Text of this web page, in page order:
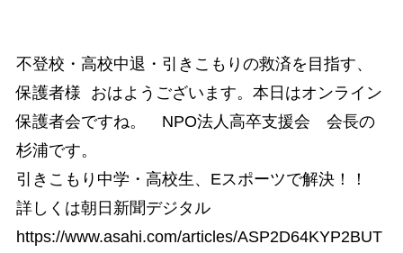
不登校・高校中退・引きこもりの救済を目指す、
保護者様 おはようございます。本日はオンライン
保護者会ですね。 NPO法人高卒支援会 会長の
杉浦です。
引きこもり中学・高校生、Eスポーツで解決！！
詳しくは朝日新聞デジタル
https://www.asahi.com/articles/ASP2D64KYP2BUT